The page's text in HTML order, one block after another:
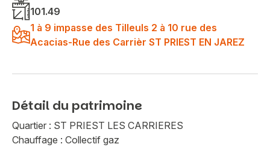
101.49
1 à 9 impasse des Tilleuls 2 à 10 rue des
Acacias-Rue des Carrièr ST PRIEST EN JAREZ
Détail du patrimoine
Quartier : ST PRIEST LES CARRIERES
Chauffage : Collectif gaz